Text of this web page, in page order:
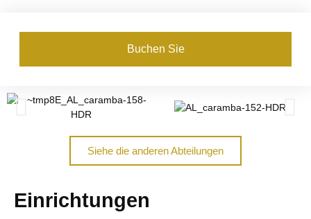
Buchen Sie
Siehe die anderen Abteilungen
Einrichtungen